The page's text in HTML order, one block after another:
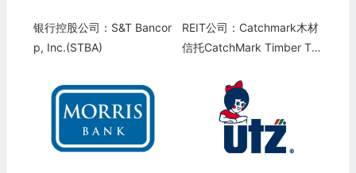
银行控股公司：S&T Bancor
p, Inc.(STBA)
REIT公司：Catchmark木材
信托CatchMark Timber Tru